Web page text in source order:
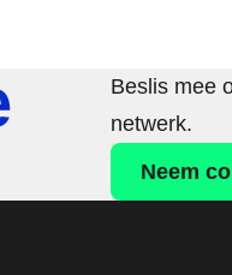
Beslis mee
netwerk.
Neem